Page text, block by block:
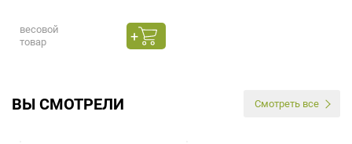
весовой
товар
ВЫ СМОТРЕЛИ Смотреть все